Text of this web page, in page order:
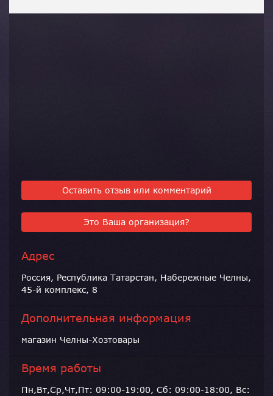
Оставить отзыв или комментарий
Это Ваша организация?
Адрес
Россия, Республика Татарстан, Набережные Челны,
45-й комплекс, 8
Дополнительная информация
магазин Челны-Хозтовары
Время работы
Пн,Вт,Ср,Чт,Пт: 09:00-19:00, Сб: 09:00-18:00, Вс: